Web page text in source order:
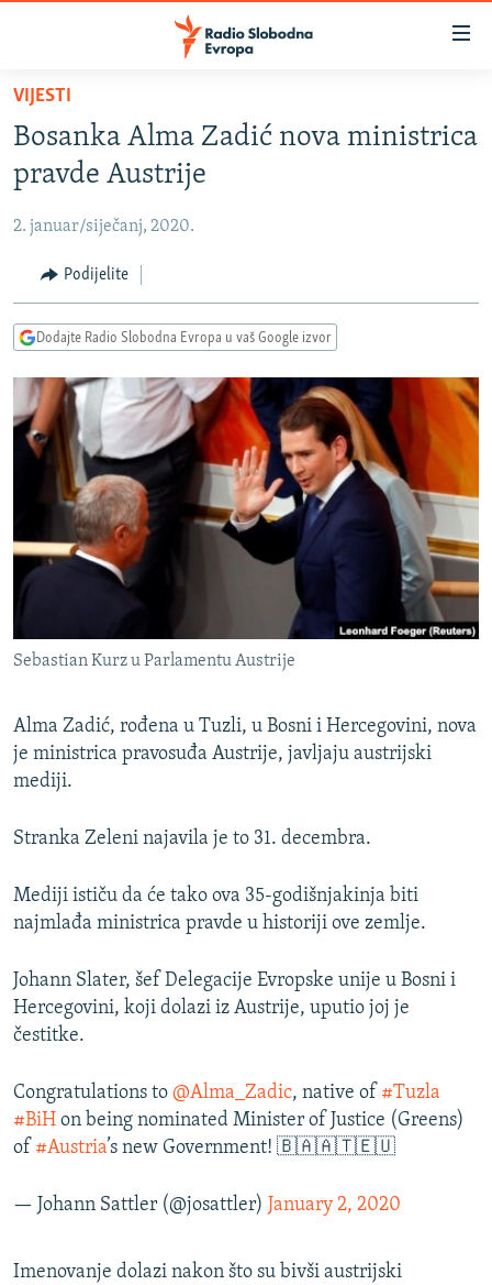
Pređite
glavni
sadržaj
Pređite
na
navigaciju
Pređite
na
BOSNA I HERCEGOVINA
SRBIJA
KOSOVO
CRNA GORA
VIDEO
FOTOGALERIJE
INFOGRAFIKE
PODCASTI
RAT U UKRAJINI
KINA NA BALKANU
RSE PRIČE IZ SVIJETA
ISPRIČAJ MI
DNEVNO@RSE
SPECIJALI RSE
POPLAVE I KLIZIŠTA U BIH 2024.
TV LIBERTY
POST SCRIPTUM
MOJA EVROPA
SVE KARTE DEJTONA
PRATITE NAS
Sve RFE/RL stranice
VIJESTI
Bosanka Alma Zadić nova ministrica
pravde Austrije
2. januar/siječanj, 2020.
Podijelite
Dodajte Radio Slobodna Evropa u vaš Google izvor
Sebastian Kurz u Parlamentu Austrije
Alma Zadić, rođena u Tuzli, u Bosni i Hercegovini, nova
je ministrica pravosuđa Austrije, javljaju austrijski
mediji.
Stranka Zeleni najavila je to 31. decembra.
Mediji ističu da će tako ova 35-godišnjakinja biti
najmlađa ministrica pravde u historiji ove zemlje.
Johann Slater, šef Delegacije Evropske unije u Bosni i
Hercegovini, koji dolazi iz Austrije, uputio joj je
čestitke.
Congratulations to @Alma_Zadic, native of #Tuzla
#BiH on being nominated Minister of Justice (Greens)
of #Austria’s new Government! 🇧🇦🇦🇹🇪🇺
— Johann Sattler (@josattler) January 2, 2020
Imenovanje dolazi nakon što su bivši austrijski